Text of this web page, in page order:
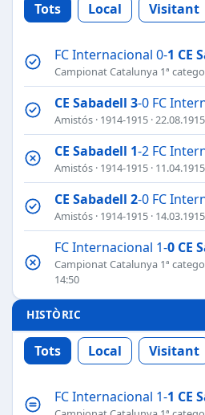
Tots Local Visitant
FC Internacional 0-1 CE
Campionat Catalunya 1ª
CE Sabadell 3-0 FC
Amistós · 1914-1915 ·
CE Sabadell 1-2 FC
Amistós · 1914-1915 ·
CE Sabadell 2-0 FC
Amistós · 1914-1915 ·
FC Internacional 1-0 CE
Campionat Catalunya 1ª
14:50
HISTÒRIC
Tots Local Visitant
FC Internacional 1-1 CE